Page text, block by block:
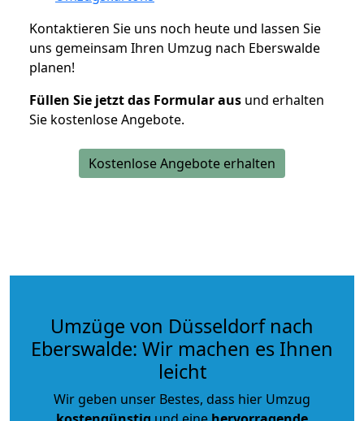
Kontaktieren Sie uns noch heute und lassen Sie
uns gemeinsam Ihren Umzug nach Eberswalde
planen!
Füllen Sie jetzt das Formular aus und erhalten
Sie kostenlose Angebote.
Kostenlose Angebote erhalten
Umzüge von Düsseldorf nach
Eberswalde: Wir machen es Ihnen
leicht
Wir geben unser Bestes, dass hier Umzug